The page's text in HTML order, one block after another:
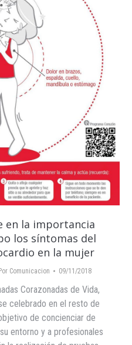
en la importancia
los síntomas del
en la mujer
Por Comunicacion 09/11/2018
Corazonadas de Vida,
celebrado en el resto de
de concienciar de
entorno y a profesionales